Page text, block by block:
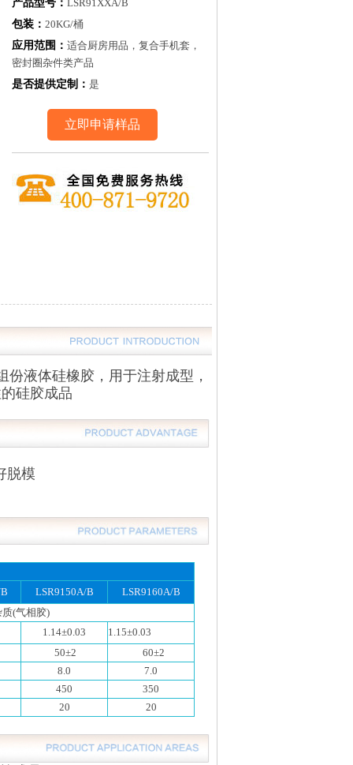
产品型号： LSR91XXA/B
包装： 20KG/桶
应用范围： 适合厨房用品，复合手机套，
密封圈杂件类产品
是否提供定制： 是
立即申请样品
液体硅橡胶，用于注射成型，
硅胶成品
脱模
LSR9150A/B
LSR9160A/B
(气相胶)
1.14±0.03
1.15±0.03
50±2
60±2
8.0
7.0
450
350
20
20